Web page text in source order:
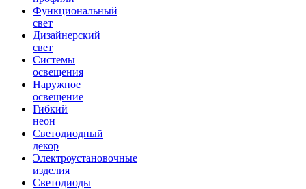
Функциональный
свет
Дизайнерский
свет
Системы
освещения
Наружное
освещение
Гибкий
неон
Светодиодный
декор
Электроустановочные
изделия
Светодиоды